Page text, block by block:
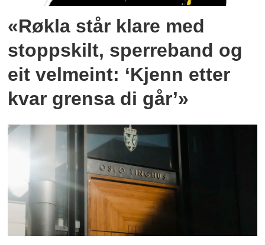
«Røkla står klare med
stoppskilt, sperreband og
eit velmeint: ‘Kjenn etter
kvar grensa di går’»